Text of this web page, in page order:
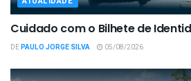
Cuidado com o Bilhete de
DEPAULO JORGE SILVA 05/08/2026